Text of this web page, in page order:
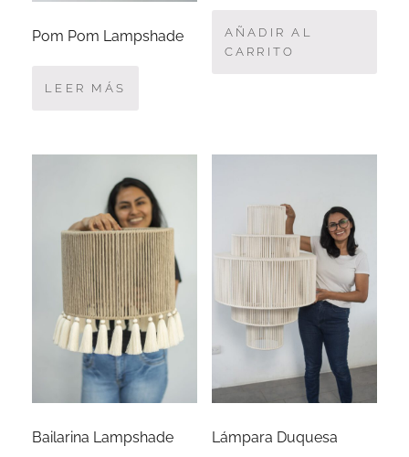
Pom Pom Lampshade
LEER MÁS
AÑADIR AL
CARRITO
Bailarina Lampshade Lámpara Duquesa